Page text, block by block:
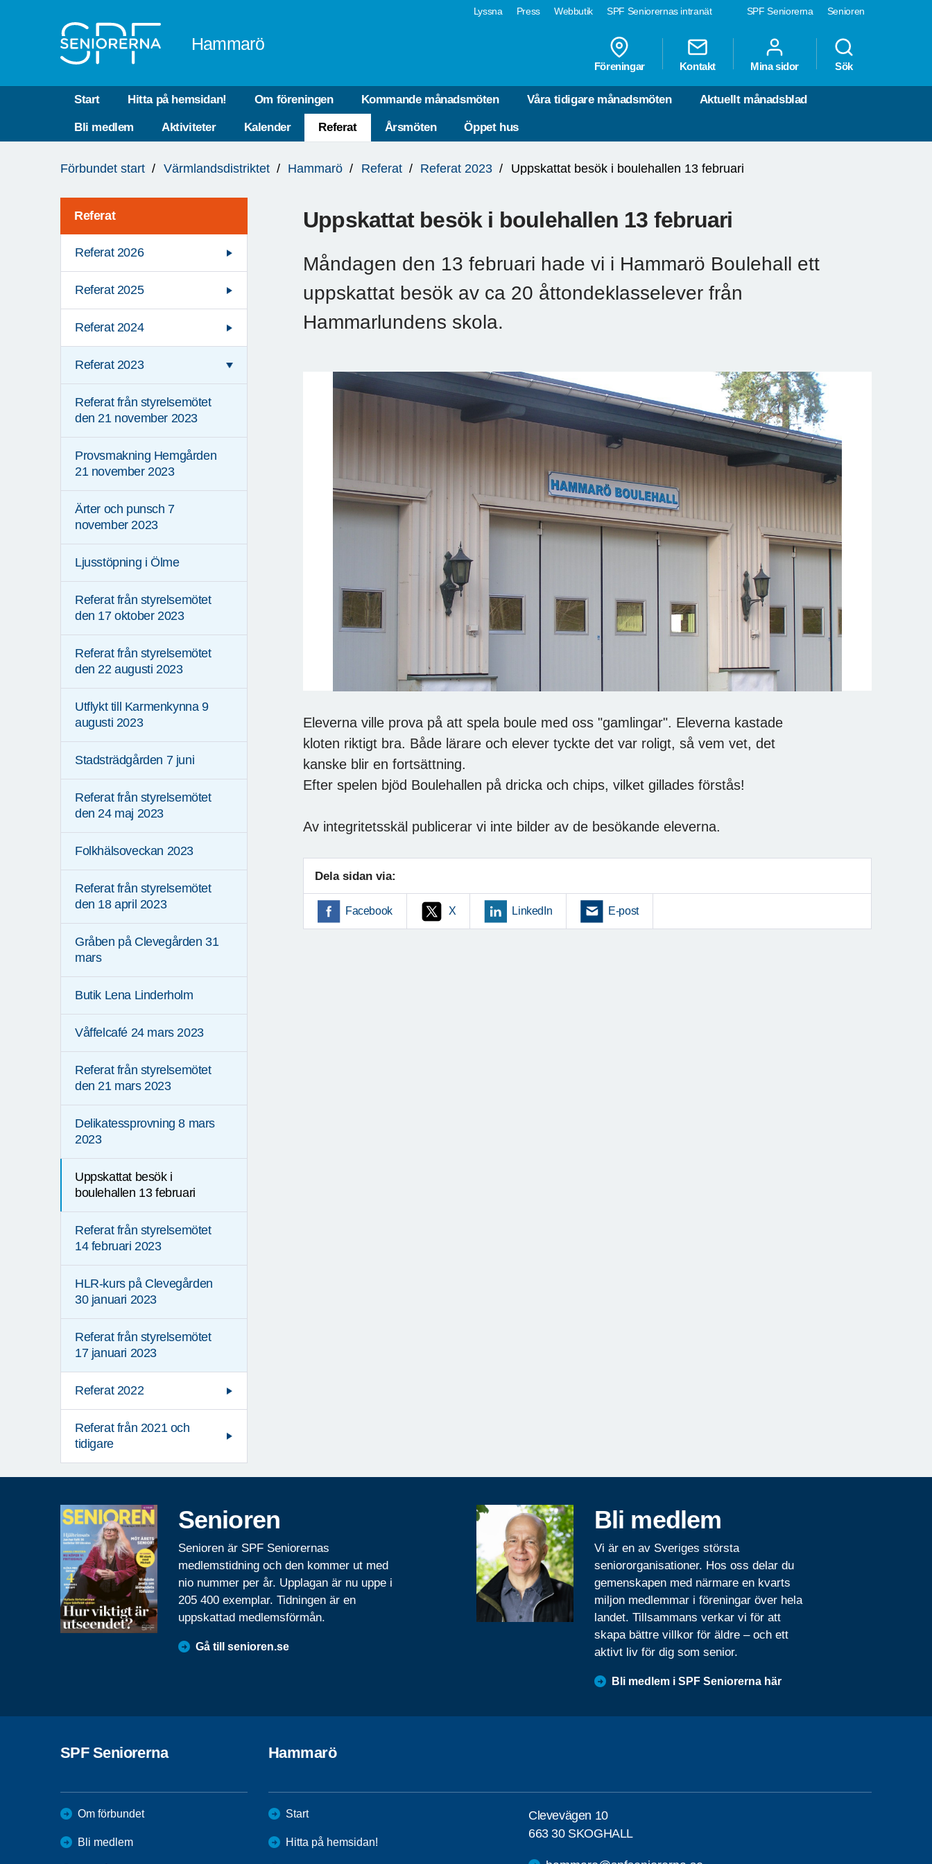
SPF Seniorerna Senioren
Lyssna Press Webbutik SPF Seniorernas intranät
Hammarö
Föreningar Kontakt Mina sidor Sök
Start Hitta på hemsidan! Om föreningen Kommande månadsmöten Våra tidigare månadsmöten Aktuellt månadsblad
Bli medlem Aktiviteter Kalender Referat Årsmöten Öppet hus
är
Förbundet start Värmlandsdistriktet Hammarö Referat Referat 2023 Uppskattat besök i boulehallen 13 februari
Referat
Referat 2026
Referat 2025
Referat 2024
Referat 2023
Referat från styrelsemötet
den 21 november 2023
Provsmakning Hemgården
21 november 2023
Ärter och punsch 7
november 2023
Ljusstöpning i Ölme
Referat från styrelsemötet
den 17 oktober 2023
Referat från styrelsemötet
den 22 augusti 2023
Utflykt till Karmenkynna 9
augusti 2023
Stadsträdgården 7 juni
Referat från styrelsemötet
den 24 maj 2023
Folkhälsoveckan 2023
Referat från styrelsemötet
den 18 april 2023
Gråben på Clevegården 31
mars
Butik Lena Linderholm
Våffelcafé 24 mars 2023
Referat från styrelsemötet
den 21 mars 2023
Delikatessprovning 8 mars
2023
Uppskattat besök i
boulehallen 13 februari
Referat från styrelsemötet
14 februari 2023
HLR-kurs på Clevegården
30 januari 2023
Referat från styrelsemötet
17 januari 2023
Referat 2022
Referat från 2021 och
tidigare
Uppskattat besök i boulehallen 13 februari
Måndagen den 13 februari hade vi i Hammarö Boulehall ett
uppskattat besök av ca 20 åttondeklasselever från
Hammarlundens skola.
Eleverna ville prova på att spela boule med oss "gamlingar". Eleverna kastade
kloten riktigt bra. Både lärare och elever tyckte det var roligt, så vem vet, det
kanske blir en fortsättning.
Efter spelen bjöd Boulehallen på dricka och chips, vilket gillades förstås!
Av integritetsskäl publicerar vi inte bilder av de besökande eleverna.
Dela sidan via:
Facebook X LinkedIn E-post
Senioren
Senioren är SPF Seniorernas
medlemstidning och den kommer ut med
nio nummer per år. Upplagan är nu uppe i
205 400 exemplar. Tidningen är en
uppskattad medlemsförmån.
Gå till senioren.se
Bli medlem
Vi är en av Sveriges största
seniororganisationer. Hos oss delar du
gemenskapen med närmare en kvarts
miljon medlemmar i föreningar över hela
landet. Tillsammans verkar vi för att
skapa bättre villkor för äldre – och ett
aktivt liv för dig som senior.
Bli medlem i SPF Seniorerna här
SPF Seniorerna
Om förbundet
Bli medlem
Hammarö
Start
Hitta på hemsidan!
Clevevägen 10
663 30 SKOGHALL